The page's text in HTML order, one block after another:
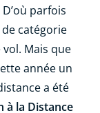
parfois
catégorie
vol. Mais que
année un
a été
à la Distance